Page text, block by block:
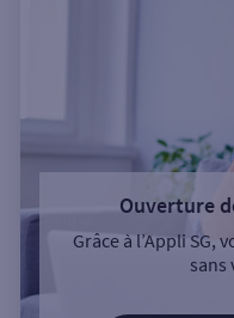
Ouverture
Grâce à l’Appli
sans